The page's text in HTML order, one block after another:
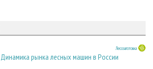
Лесозаготовка
Динамика рынка лесных машин в России